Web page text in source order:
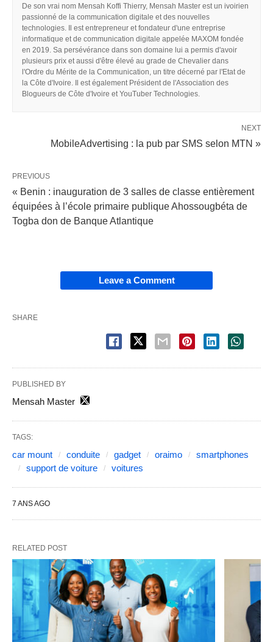
De son vrai nom Mensah Koffi Thierry, Mensah Master est un ivoirien
passionné de la communication digitale et des nouvelles
technologies. Il est entrepreneur et fondateur d'une entreprise
informatique et de communication digitale appelée MAXOM fondée
en 2019. Sa persévérance dans son domaine lui a permis d'avoir
plusieurs prix et aussi d'être élevé au grade de Chevalier dans
l'Ordre du Mérite de la Communication, un titre décerné par l'Etat de
la Côte d'Ivoire. Il est également Président de l'Association des
Blogueurs de Côte d'Ivoire et YouTuber Technologies.
NEXT
MobileAdvertising : la pub par SMS selon MTN »
PREVIOUS
« Benin : inauguration de 3 salles de classe entièrement
équipées à l’école primaire publique Ahossougbéta de
Togba don de Banque Atlantique
Leave a Comment
SHARE
PUBLISHED BY
Mensah Master
TAGS:
car mount conduite gadget oraimo
smartphones
support de voiture
voitures
7 ANS AGO
RELATED POST